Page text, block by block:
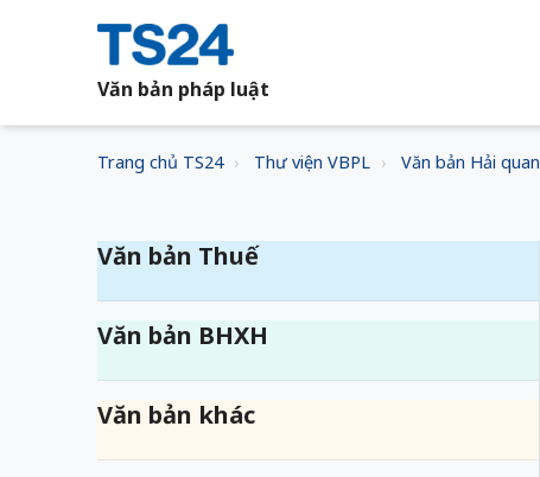
Văn bản pháp luật
Trang chủ TS24 Thư viện VBPL Văn bản Hải quan
Văn bản Thuế
Văn bản BHXH
Văn bản khác